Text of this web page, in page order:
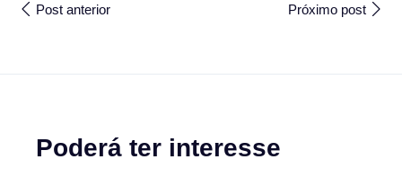
Post anterior Próximo post
Poderá ter interesse